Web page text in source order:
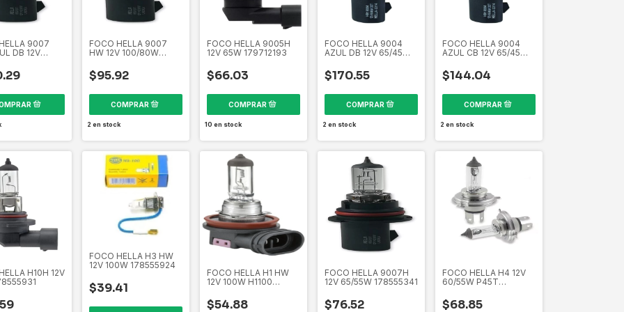
9007
DB 12V
FOCO HELLA 9007
HW 12V 100/80W
$95.92
2 en stock
FOCO HELLA 9005H
12V 65W 179712193
$66.03
10 en stock
FOCO HELLA 9004
AZUL DB 12V 65/45W
$170.55
2 en stock
FOCO HELLA 9004
AZUL CB 12V 65/45W
$144.04
2 en stock
H10H 12V
FOCO HELLA H3 HW
12V 100W 178555924
$39.41
FOCO HELLA H1 HW
12V 100W H1100
$54.88
FOCO HELLA 9007H
12V 65/55W 178555341
$76.52
FOCO HELLA H4 12V
60/55W P45T
178555132
$68.85